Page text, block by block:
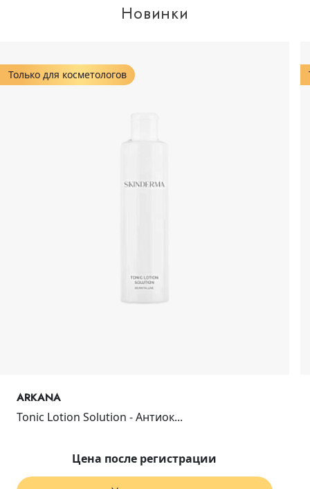
Новинки
Только для косметологов
ARKANA
Tonic Lotion Solution - Антиок...
Цена после регистрации